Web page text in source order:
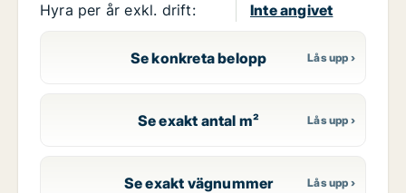
Hyra per år exkl. drift:
Inte angivet
Se konkreta belopp
Se exakt antal m²
Se exakt vägnummer